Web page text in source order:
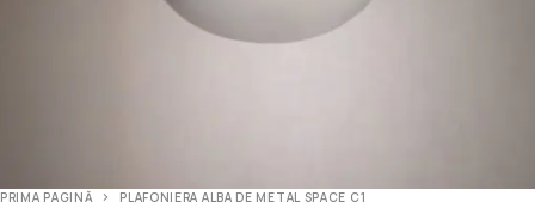
PRIMA PAGINĂ PLAFONIERA ALBA DE METAL SPACE C1